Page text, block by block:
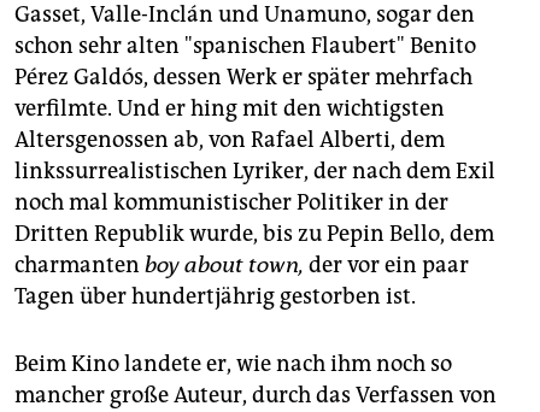
Gasset, Valle-Inclán und Unamuno, sogar den
schon sehr alten "spanischen Flaubert" Benito
Pérez Galdós, dessen Werk er später mehrfach
verfilmte. Und er hing mit den wichtigsten
Altersgenossen ab, von Rafael Alberti, dem
linkssurrealistischen Lyriker, der nach dem Exil
noch mal kommunistischer Politiker in der
Dritten Republik wurde, bis zu Pepin Bello, dem
charmanten boy about town, der vor ein paar
Tagen über hundertjährig gestorben ist.
Beim Kino landete er, wie nach ihm noch so
mancher große Auteur, durch das Verfassen von